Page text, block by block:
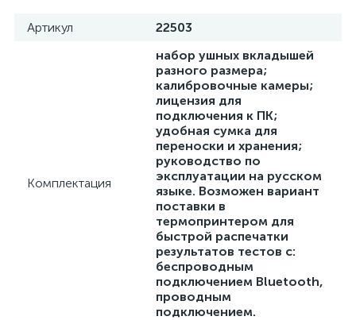
Артикул 22503
Комплектация
набор ушных вкладышей
разного размера;
калибровочные камеры;
лицензия для
подключения к ПК;
удобная сумка для
переноски и хранения;
руководство по
эксплуатации на русском
языке. Возможен вариант
поставки в
термопринтером для
быстрой распечатки
результатов тестов с:
беспроводным
подключением Bluetooth,
проводным
подключением.